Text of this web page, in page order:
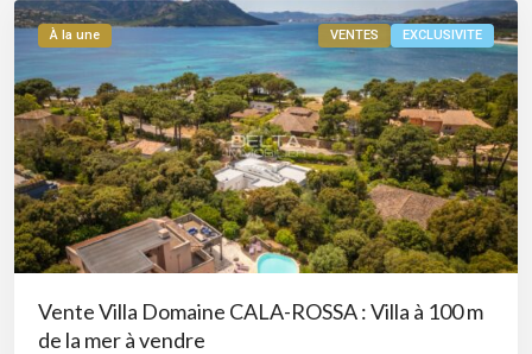
À la une VENTES EXCLUSIVITE
Vente Villa Domaine CALA-ROSSA : Villa à 100 m
de la mer à vendre
Bord
de